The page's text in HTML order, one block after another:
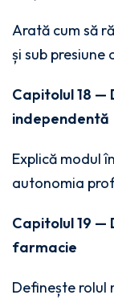
Arată cum să
și sub presiune
Capitolul 18 —
independentă
Explică modul
autonomia
Capitolul 19 —
farmacie
Definește rolul